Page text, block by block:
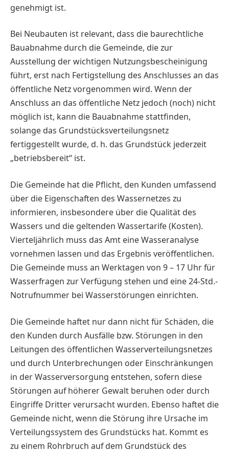
genehmigt ist.
Bei Neubauten ist relevant, dass die baurechtliche
Bauabnahme durch die Gemeinde, die zur
Ausstellung der wichtigen Nutzungsbescheinigung
führt, erst nach Fertigstellung des Anschlusses an das
öffentliche Netz vorgenommen wird. Wenn der
Anschluss an das öffentliche Netz jedoch (noch) nicht
möglich ist, kann die Bauabnahme stattfinden,
solange das Grundstücksverteilungsnetz
fertiggestellt wurde, d. h. das Grundstück jederzeit
„betriebsbereit“ ist.
Die Gemeinde hat die Pflicht, den Kunden umfassend
über die Eigenschaften des Wassernetzes zu
informieren, insbesondere über die Qualität des
Wassers und die geltenden Wassertarife (Kosten).
Vierteljährlich muss das Amt eine Wasseranalyse
vornehmen lassen und das Ergebnis veröffentlichen.
Die Gemeinde muss an Werktagen von 9 – 17 Uhr für
Wasserfragen zur Verfügung stehen und eine 24-Std.-
Notrufnummer bei Wasserstörungen einrichten.
Die Gemeinde haftet nur dann nicht für Schäden, die
den Kunden durch Ausfälle bzw. Störungen in den
Leitungen des öffentlichen Wasserverteilungsnetzes
und durch Unterbrechungen oder Einschränkungen
in der Wasserversorgung entstehen, sofern diese
Störungen auf höherer Gewalt beruhen oder durch
Eingriffe Dritter verursacht wurden. Ebenso haftet die
Gemeinde nicht, wenn die Störung ihre Ursache im
Verteilungssystem des Grundstücks hat. Kommt es
zu einem Rohrbruch auf dem Grundstück des